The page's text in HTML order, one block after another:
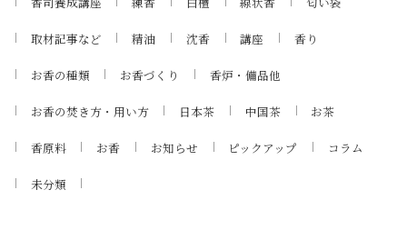
取材記事など 精油 沈香 講座 香り
お香の種類 お香づくり 香炉・備品他
お香の焚き方・用い方 日本茶 中国茶 お茶
香原料 お香 お知らせ ピックアップ コラム
未分類